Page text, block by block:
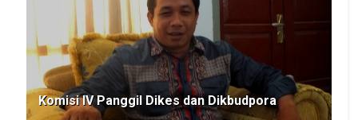
Komisi IV Panggil Dikes dan Dikbudpora